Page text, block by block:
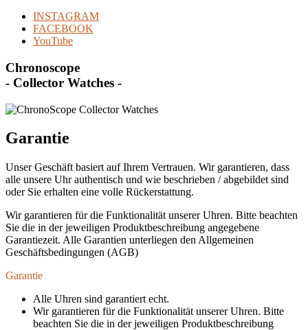
INSTAGRAM
FACEBOOK
YouTube
Chronoscope
- Collector Watches -
Garantie
Unser Geschäft basiert auf Ihrem Vertrauen. Wir garantieren, dass
alle unsere Uhr authentisch und wie beschrieben / abgebildet sind
oder Sie erhalten eine volle Rückerstattung.
Wir garantieren für die Funktionalität unserer Uhren. Bitte beachten
Sie die in der jeweiligen Produktbeschreibung angegebene
Garantiezeit. Alle Garantien unterliegen den Allgemeinen
Geschäftsbedingungen (AGB)
Garantie
Alle Uhren sind garantiert echt.
Wir garantieren für die Funktionalität unserer Uhren. Bitte
beachten Sie die in der jeweiligen Produktbeschreibung